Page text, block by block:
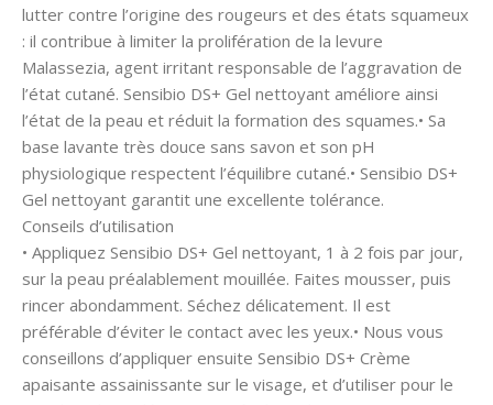
lutter contre l’origine des rougeurs et des états squameux
: il contribue à limiter la prolifération de la levure
Malassezia, agent irritant responsable de l’aggravation de
l’état cutané. Sensibio DS+ Gel nettoyant améliore ainsi
l’état de la peau et réduit la formation des squames.• Sa
base lavante très douce sans savon et son pH
physiologique respectent l’équilibre cutané.• Sensibio DS+
Gel nettoyant garantit une excellente tolérance.
Conseils d’utilisation
• Appliquez Sensibio DS+ Gel nettoyant, 1 à 2 fois par jour,
sur la peau préalablement mouillée. Faites mousser, puis
rincer abondamment. Séchez délicatement. Il est
préférable d’éviter le contact avec les yeux.• Nous vous
conseillons d’appliquer ensuite Sensibio DS+ Crème
apaisante assainissante sur le visage, et d’utiliser pour le